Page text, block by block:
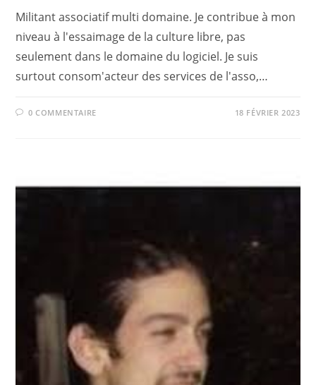
Militant associatif multi domaine. Je contribue à mon
niveau à l'essaimage de la culture libre, pas
seulement dans le domaine du logiciel. Je suis
surtout consom'acteur des services de l'asso,…
0 COMMENTAIRE 18 FÉVRIER 2023